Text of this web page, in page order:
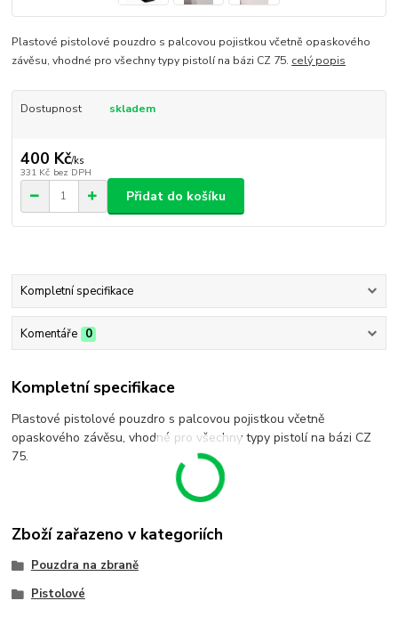
Plastové pistolové pouzdro s palcovou pojistkou včetně opaskového
závěsu, vhodné pro všechny typy pistolí na bázi CZ 75. celý popis
Dostupnost skladem
400 Kč/ks
331 Kč bez DPH
Přidat do košíku
Kompletní specifikace
Komentáře 0
Kompletní specifikace
Plastové pistolové pouzdro s palcovou pojistkou včetně
opaskového závěsu, vhodné pro všechny typy pistolí na bázi CZ
75.
Zboží zařazeno v kategoriích
Pouzdra na zbraně
Pistolové